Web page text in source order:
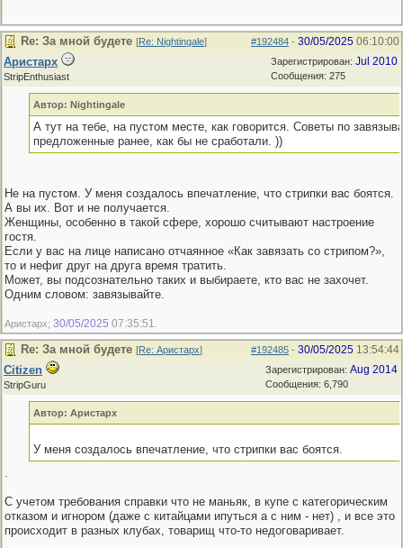
#192484 - 30/05/2025 06:10:00
Re: За мной будете [Re: Nightingale]
Зарегистрирован: Jul 2010
Сообщения: 275
Аристарх
StripEnthusiast
Автор: Nightingale
А тут на тебе, на пустом месте, как говорится. Советы по
предложенные ранее, как бы не сработали. ))
Не на пустом. У меня создалось впечатление, что стрипки вас боятся.
А вы их. Вот и не получается.
Женщины, особенно в такой сфере, хорошо считывают настроение
гостя.
Если у вас на лице написано отчаянное «Как завязать со стрипом?»,
то и нефиг друг на друга время тратить.
Может, вы подсознательно таких и выбираете, кто вас не захочет.
Одним словом: завязывайте.
Аристарх; 30/05/2025 07:35:51
#192485 - 30/05/2025 13:54:44
Re: За мной будете [Re: Аристарх]
Зарегистрирован: Aug 2014
Сообщения: 6,790
Citizen
StripGuru
Автор: Аристарх
У меня создалось впечатление, что стрипки вас боятся.
.
С учетом требования справки что не маньяк, в купе с категорическим
отказом и игнором (даже с китайцами ипуться а с ним - нет) , и все это
происходит в разных клубах, товарищ что-то недоговаривает.